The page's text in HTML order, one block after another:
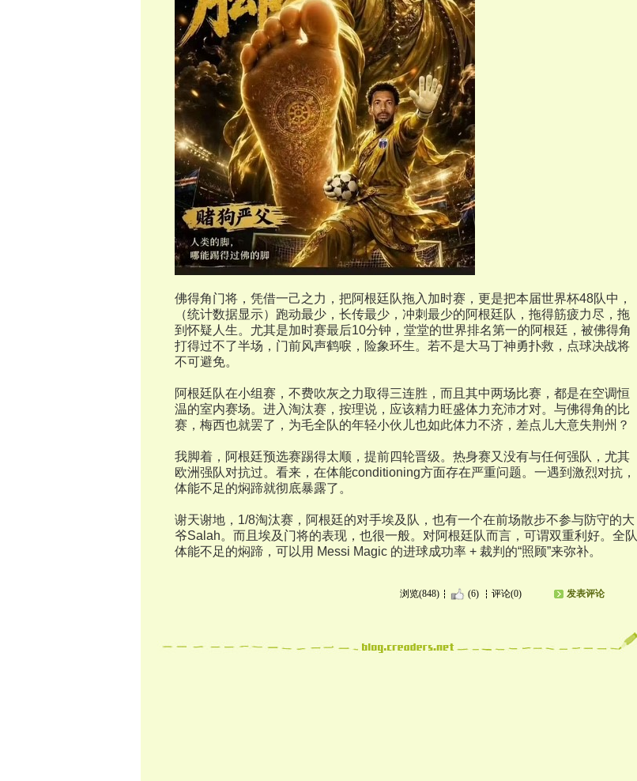
佛得角门将，凭借一己之力，把阿根廷队拖入加时赛，更是把本届世界杯48队中，
（统计数据显示）跑动最少，长传最少，冲刺最少的阿根廷队，拖得筋疲力尽，拖
到怀疑人生。尤其是加时赛最后10分钟，堂堂的世界排名第一的阿根廷，被佛得角
打得过不了半场，门前风声鹤唳，险象环生。若不是大马丁神勇扑救，点球决战将
不可避免。
阿根廷队在小组赛，不费吹灰之力取得三连胜，而且其中两场比赛，都是在空调恒
温的室内赛场。进入淘汰赛，按理说，应该精力旺盛体力充沛才对。与佛得角的比
赛，梅西也就罢了，为毛全队的年轻小伙儿也如此体力不济，差点儿大意失荆州？
我脚着，阿根廷预选赛踢得太顺，提前四轮晋级。热身赛又没有与任何强队，尤其
欧洲强队对抗过。看来，在体能conditioning方面存在严重问题。一遇到激烈对抗，
体能不足的焖蹄就彻底暴露了。
谢天谢地，1/8淘汰赛，阿根廷的对手埃及队，也有一个在前场散步不参与防守的大
爷Salah。而且埃及门将的表现，也很一般。对阿根廷队而言，可谓双重利好。全队
体能不足的焖蹄，可以用 Messi Magic 的进球成功率 + 裁判的“照顾”来弥补。
浏览(848) (6) 评论(0) 发表评论